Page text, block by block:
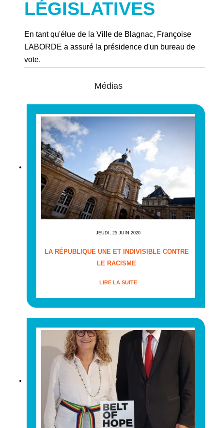
LÉGISLATIVES
En tant qu'élue de la Ville de Blagnac, Françoise
LABORDE a assuré la présidence d'un bureau de
vote.
Médias
JEUDI, 25 JUIN 2020
LA RÉPUBLIQUE UNE ET INDIVISIBLE CONTRE
LE RACISME
LIRE LA SUITE